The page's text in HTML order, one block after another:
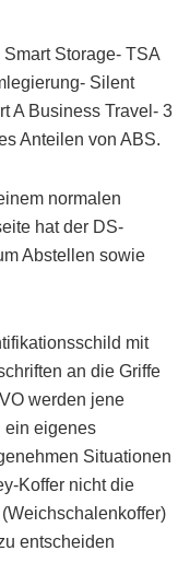
Storage- TSA
Silent
A Business Travel- 3
Anteilen von ABS.
normalen
hat der DS-
Abstellen sowie
mit
an die Griffe
werden jene
ein eigenes
Situationen
Koffer nicht die
entscheiden